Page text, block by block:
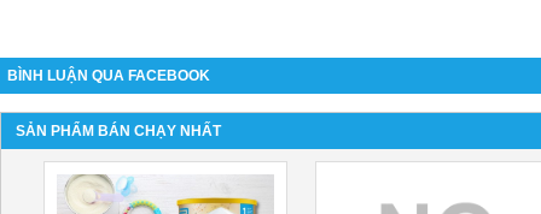
BÌNH LUẬN QUA FACEBOOK
SẢN PHẨM BÁN CHẠY NHẤT